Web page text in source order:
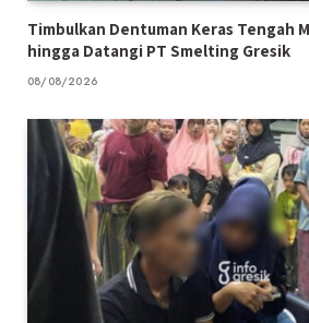
Timbulkan Dentuman Keras Tengah
hingga Datangi PT Smelting Gresik
08/08/2026